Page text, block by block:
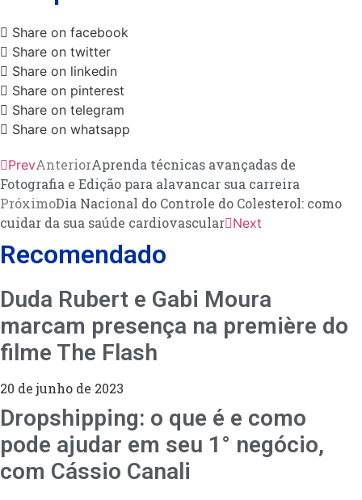
Share on facebook
Share on twitter
Share on linkedin
Share on pinterest
Share on telegram
Share on whatsapp
PrevAnteriorAprenda técnicas avançadas de
Fotografia e Edição para alavancar sua carreira
PróximoDia Nacional do Controle do Colesterol: como
cuidar da sua saúde cardiovascular Next
Recomendado
Duda Rubert e Gabi Moura
marcam presença na première do
filme The Flash
20 de junho de 2023
Dropshipping: o que é e como
pode ajudar em seu 1° negócio,
com Cássio Canali